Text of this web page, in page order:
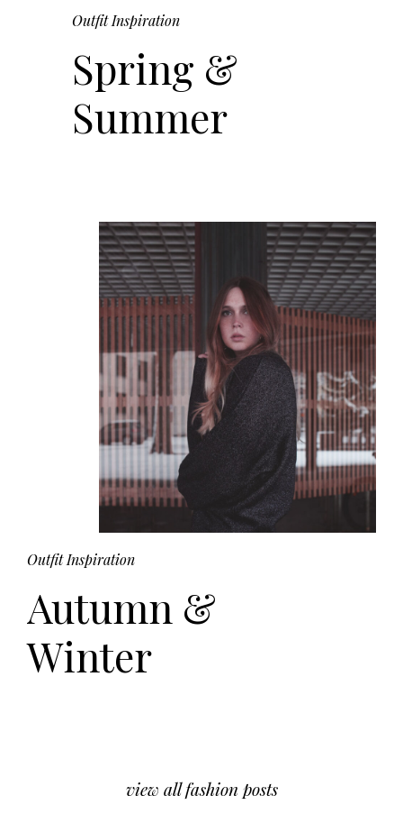
Outfit Inspiration
Spring &
Summer
Outfit Inspiration
Autumn &
Winter
view all fashion posts